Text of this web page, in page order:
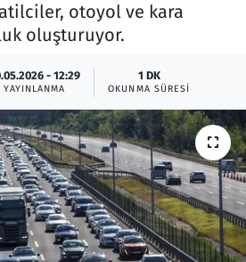
otoyol ve kara
oluşturuyor.
- 12:29
YAYINLANMA
1 DK
OKUNMA SÜRESI